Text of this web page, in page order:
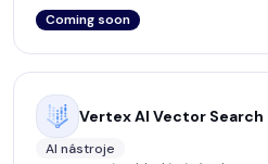
Coming soon
Vertex AI Vector Search
AI nástroje